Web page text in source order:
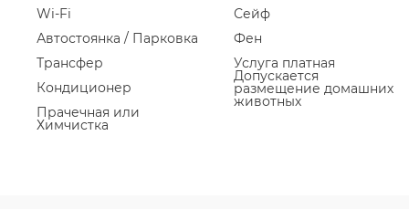
Wi-Fi
Автостоянка / Парковка
Трансфер
Кондиционер
Прачечная или
Химчистка
Сейф
Фен
Услуга платная
Допускается
размещение домашних
животных